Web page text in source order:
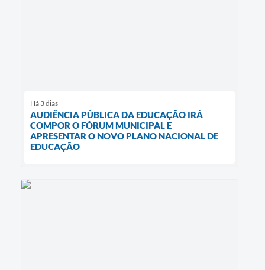
Há 3 dias
AUDIÊNCIA PÚBLICA DA EDUCAÇÃO IRÁ
COMPOR O FÓRUM MUNICIPAL E
APRESENTAR O NOVO PLANO NACIONAL DE
EDUCAÇÃO